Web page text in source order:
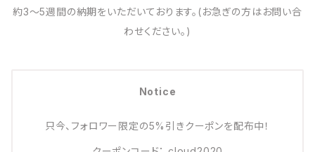
約3～5週間の納期をいただいております。(お急ぎの方はお問い合
わせください。)
Notice
只今、フォロワー限定の5%引きクーポンを配布中！